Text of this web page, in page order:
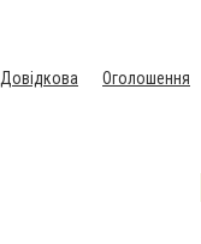
Довідкова Оголошення